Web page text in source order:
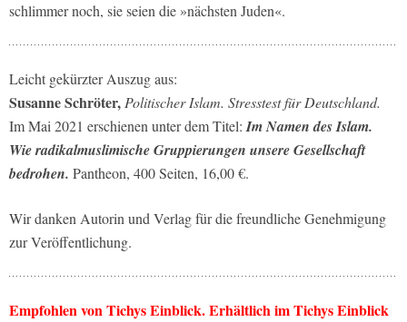
schlimmer noch, sie seien die »nächsten Juden«.
Leicht gekürzter Auszug aus:
Susanne Schröter, Politischer Islam. Stresstest für Deutschland.
Im Mai 2021 erschienen unter dem Titel: Im Namen des Islam.
Wie radikalmuslimische Gruppierungen unsere Gesellschaft
bedrohen. Pantheon, 400 Seiten, 16,00 €.
Wir danken Autorin und Verlag für die freundliche Genehmigung
zur Veröffentlichung.
Empfohlen von Tichys Einblick. Erhältlich im Tichys Einblick